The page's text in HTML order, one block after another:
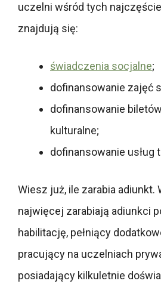
uczelni wśród tych
znajdują się:
świadczenia socjalne;
dofinansowanie zajęć
dofinansowanie
kulturalne;
dofinansowanie usług
Wiesz już, ile zarabia adiunkt.
najwięcej zarabiają adiunkci
habilitację, pełniący
pracujący na uczelniach
posiadający kilkuletnie